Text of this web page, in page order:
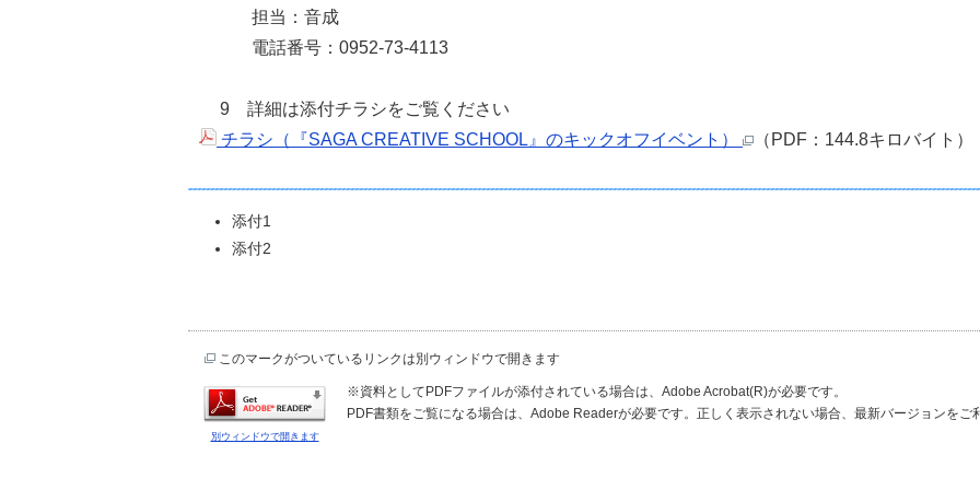
担当：音成
電話番号：0952-73-4113
9 詳細は添付チラシをご覧ください
チラシ（『SAGA CREATIVE SCHOOL』のキックオフイベント）
（PDF：144.8キロバイト）
添付1
添付2
このマークがついているリンクは別ウィンドウで開きます
別ウィンドウで開きます
※資料としてPDFファイルが添付されている場合は、Adobe Acrobat(R)が必要です。
PDF書類をご覧になる場合は、Adobe Readerが必要です。正しく表示されない場合、最新バージョンをご